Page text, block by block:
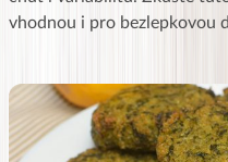
vhodnou i pro bezlepkovou